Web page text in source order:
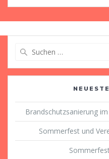
Brandschutzsanierung
Sommerfest und